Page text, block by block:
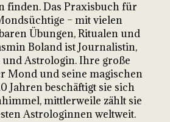
finden. Das Praxisbuch für
– mit vielen
Übungen, Ritualen und
Boland ist Journalistin,
Astrologin. Ihre große
Mond und seine magischen
Jahren beschäftigt sie sich
mittlerweile zählt sie
Astrologinnen weltweit.